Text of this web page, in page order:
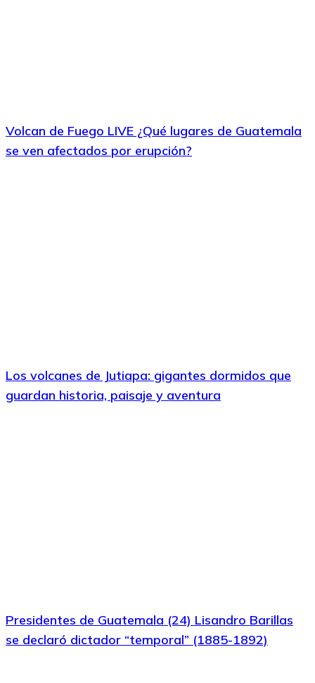
Volcan de Fuego LIVE ¿Qué lugares de Guatemala
se ven afectados por erupción?
Los volcanes de Jutiapa: gigantes dormidos que
guardan historia, paisaje y aventura
Presidentes de Guatemala (24) Lisandro Barillas
se declaró dictador “temporal” (1885-1892)